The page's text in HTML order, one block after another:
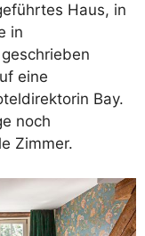
Haus, in
in
eine
Bay.
noch
Zimmer.